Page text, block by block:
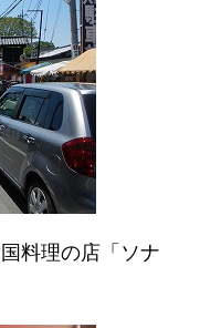
料理の店「ソナ